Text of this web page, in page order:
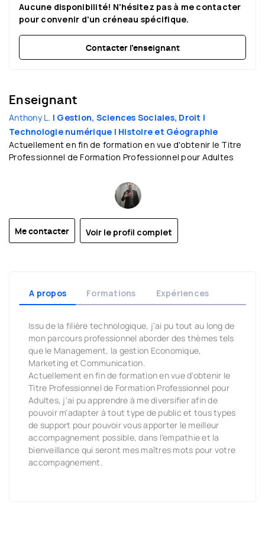
Aucune disponibilité! N'hésitez pas à me contacter
pour convenir d'un créneau spécifique.
Contacter l’enseignant
Enseignant
Anthony L. | Gestion, Sciences Sociales, Droit |
Technologie numérique | Histoire et Géographie
Actuellement en fin de formation en vue d'obtenir le Titre
Professionnel de Formation Professionnel pour Adultes
Me contacter Voir le profil complet
A propos Formations Expériences
Issu de la filière technologique, j'ai pu tout au long de
mon parcours professionnel aborder des thèmes tels
que le Management, la gestion Economique,
Marketing et Communication.
Actuellement en fin de formation en vue d'obtenir le
Titre Professionnel de Formation Professionnel pour
Adultes, j'ai pu apprendre à me diversifier afin de
pouvoir m'adapter à tout type de public et tous types
de support pour pouvoir vous apporter le meilleur
accompagnement possible, dans l'empathie et la
bienveillance qui seront mes maîtres mots pour votre
accompagnement.